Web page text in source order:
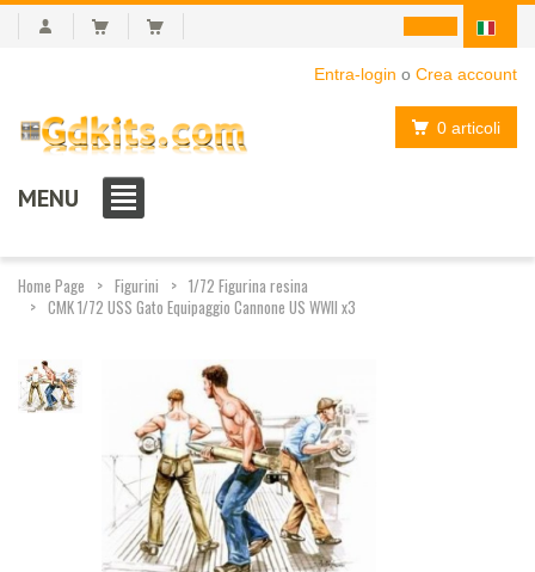
Entra-login o Crea account
0 articoli
MENU
Home Page Figurini
1/72 Figurina resina
CMK 1/72 USS Gato Equipaggio Cannone US WWII x3